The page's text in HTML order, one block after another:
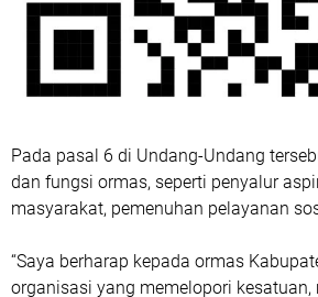
Pada pasal 6 di Undang-Undang
dan fungsi ormas, seperti penyalur
masyarakat, pemenuhan pelayanan
“Saya berharap kepada ormas
organisasi yang memelopori kesatuan,